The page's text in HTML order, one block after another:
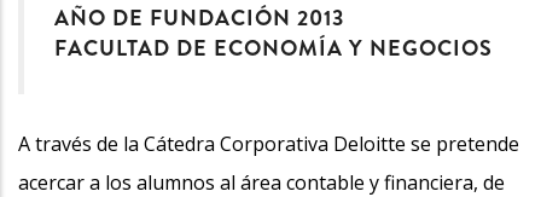
AÑO DE FUNDACIÓN 2013
FACULTAD DE ECONOMÍA Y NEGOCIOS
A través de la Cátedra Corporativa Deloitte se pretende
acercar a los alumnos al área contable y financiera, de